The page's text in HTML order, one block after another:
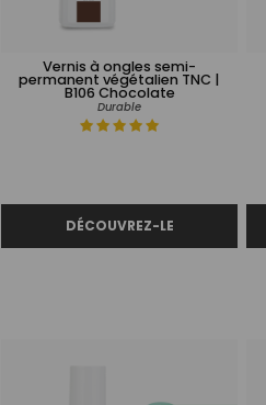
Vernis à ongles semi-
permanent végétalien TNC |
B106 Chocolate
Durable